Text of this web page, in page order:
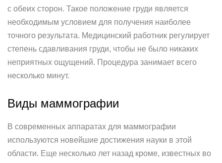
с обеих сторон. Такое положение груди является
необходимым условием для получения наиболее
точного результата. Медицинский работник регулирует
степень сдавливания груди, чтобы не было никаких
неприятных ощущений. Процедура занимает всего
несколько минут.
Виды маммографии
В современных аппаратах для маммографии
используются новейшие достижения науки в этой
области. Еще несколько лет назад кроме, известных во